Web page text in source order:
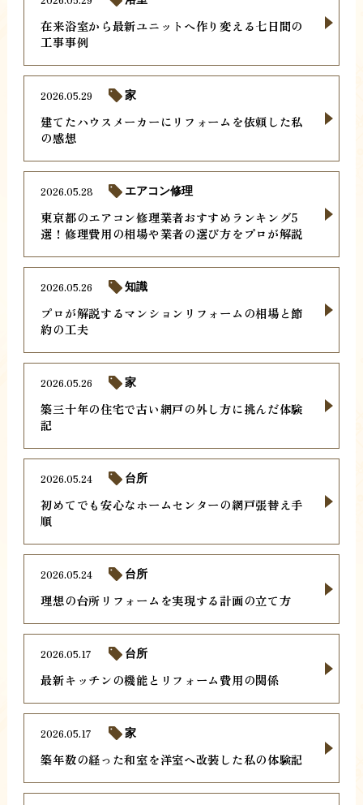
在来浴室から最新ユニットへ作り変える七日間の
工事事例
建てたハウスメーカーにリフォームを依頼した私
の感想
2026.05.29 家
東京都のエアコン修理業者おすすめランキング5
選！修理費用の相場や業者の選び方をプロが解説
2026.05.28 エアコン修理
プロが解説するマンションリフォームの相場と節
約の工夫
2026.05.26 知識
築三十年の住宅で古い網戸の外し方に挑んだ体験
記
2026.05.26 家
初めてでも安心なホームセンターの網戸張替え手
順
2026.05.24 台所
理想の台所リフォームを実現する計画の立て方
2026.05.24 台所
最新キッチンの機能とリフォーム費用の関係
2026.05.17 台所
築年数の経った和室を洋室へ改装した私の体験記
2026.05.17 家